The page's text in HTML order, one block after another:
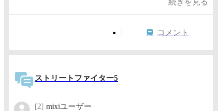
コメント
ストリートファイター5
[2] mixiユーザー